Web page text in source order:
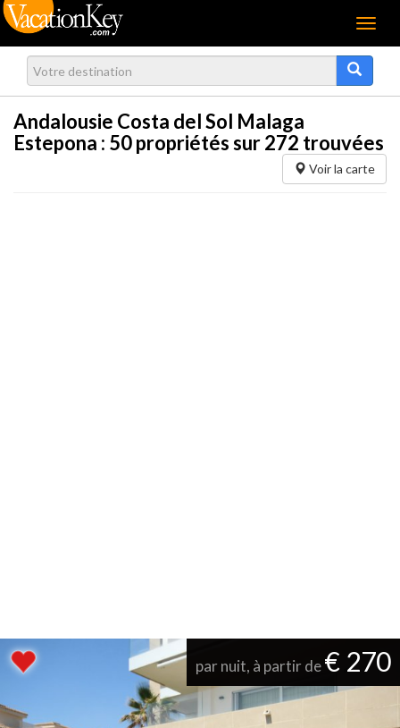
Menu
Andalousie Costa del Sol Malaga
Estepona : 50propriétés sur 272 trouvées
Voir la carte
par nuit, à partir de€ 270